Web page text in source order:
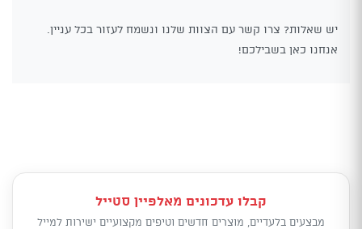
יש שאלות? צרו קשר עם הצוות שלנו ונשמח לעזור בכל עניין.
אנחנו כאן בשבילכם!
קבלו עדכונים מאלפיין סטייל
מבצעים בלעדיים, מוצרים חדשים וטיפים מקצועיים ישירות למייל